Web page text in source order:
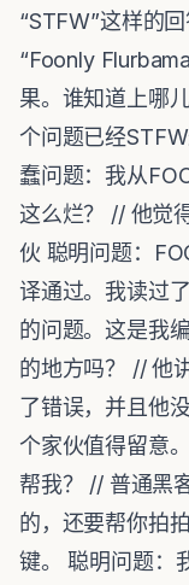
“STFW”这样的
“Foonly
果。谁知道上哪
个问题已经
蠢问题：我从
这么烂？ // 他觉
伙 聪明问题：
译通过。我读过
的问题。这是我
的地方吗？ // 他
了错误，并且他
个家伙值得留意
帮我？ // 普通黑
的，还要帮你拍
键。 聪明问题：